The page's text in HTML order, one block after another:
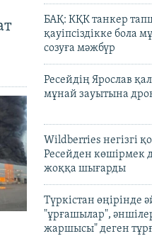
БАҚ: КҚК танкер
қауіпсіздікке бола
созуға мәжбүр
Ресейдің Ярослав
мұнай зауытына
Wildberries негізгі
Ресейден көшірмек
жоққа шығарды
Түркістан өңірінде
"ұрғашылар",
жаршысы" деген